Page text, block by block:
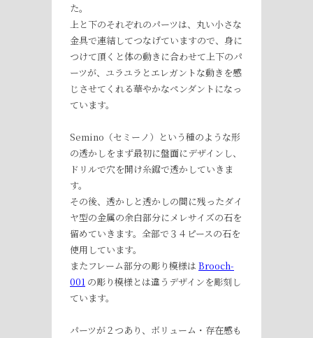
た。
上と下のそれぞれのパーツは、丸い小さな
金具で連結してつなげていますので、身に
つけて頂くと体の動きに合わせて上下のパ
ーツが、ユラユラとエレガントな動きを感
じさせてくれる華やかなペンダントになっ
ています。
Semino（セミーノ）という種のような形
の透かしをまず最初に盤面にデザインし、
ドリルで穴を開け糸鋸で透かしていきま
す。
その後、透かしと透かしの間に残ったダイ
ヤ型の金属の余白部分にメレサイズの石を
留めていきます。全部で３４ピースの石を
使用しています。
またフレーム部分の彫り模様は Brooch-
001 の彫り模様とは違うデザインを彫刻し
ています。
パーツが２つあり、ボリューム・存在感も